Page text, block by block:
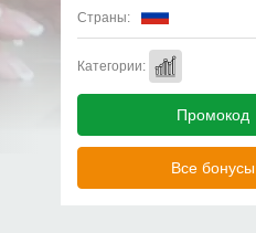
Страны:
Категории:
Промокод
Все бонусы